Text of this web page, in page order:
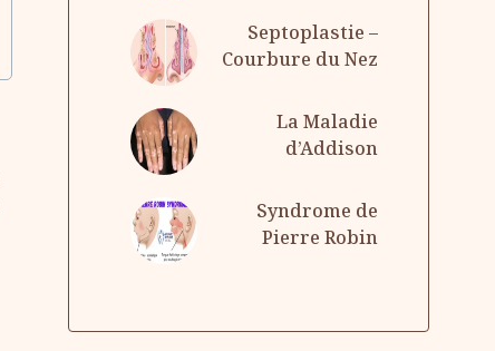
Septoplastie –
Courbure du Nez
La Maladie
d’Addison
Syndrome de
Pierre Robin